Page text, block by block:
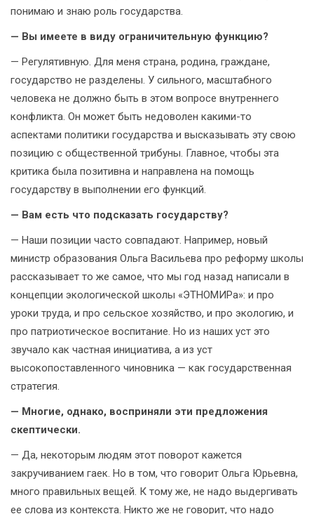
понимаю и знаю роль государства.
— Вы имеете в виду ограничительную функцию?
— Регулятивную. Для меня страна, родина, граждане,
государство не разделены. У сильного, масштабного
человека не должно быть в этом вопросе внутреннего
конфликта. Он может быть недоволен какими-то
аспектами политики государства и высказывать эту свою
позицию с общественной трибуны. Главное, чтобы эта
критика была позитивна и направлена на помощь
государству в выполнении его функций.
— Вам есть что подсказать государству?
— Наши позиции часто совпадают. Например, новый
министр образования Ольга Васильева про реформу школы
рассказывает то же самое, что мы год назад написали в
концепции экологической школы «ЭТНОМИРа»: и про
уроки труда, и про сельское хозяйство, и про экологию, и
про патриотическое воспитание. Но из наших уст это
звучало как частная инициатива, а из уст
высокопоставленного чиновника — как государственная
стратегия.
— Многие, однако, восприняли эти предложения
скептически.
— Да, некоторым людям этот поворот кажется
закручиванием гаек. Но в том, что говорит Ольга Юрьевна,
много правильных вещей. К тому же, не надо выдергивать
ее слова из контекста. Никто же не говорит, что надо